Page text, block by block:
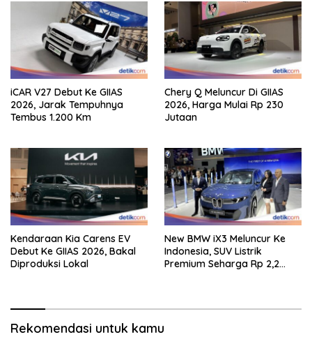
iCAR V27 Debut Ke GIIAS
2026, Jarak Tempuhnya
Tembus 1.200 Km
Chery Q Meluncur Di GIIAS
2026, Harga Mulai Rp 230
Jutaan
Kendaraan Kia Carens EV
Debut Ke GIIAS 2026, Bakal
Diproduksi Lokal
New BMW iX3 Meluncur Ke
Indonesia, SUV Listrik
Premium Seharga Rp 2,2
Rekomendasi untuk kamu